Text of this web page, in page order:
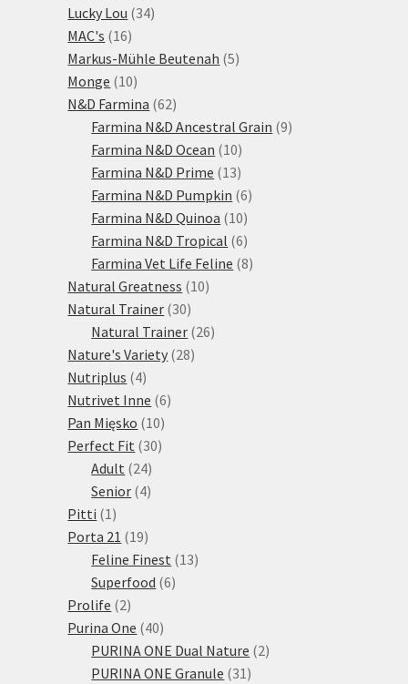
Lucky Lou 3434
MAC's 1616
produktů
Markus-Mühle Beutenah 55
Monge 1010
produktů
N&D Farmina 6262
produktů
Farmina N&D Ancestral Grain 99
Farmina N&D Ocean 1010
produktů
Farmina N&D Prime 1313
produktů
Farmina N&D Pumpkin 66
Farmina N&D Quinoa 1010
produktů
Farmina N&D Tropical 66
produktů
Farmina Vet Life Feline 88
Natural Greatness 1010
Natural Trainer 3030
produktů
Natural Trainer 2626
Nature's Variety 2828
Nutriplus 44
produkty
Nutrivet Inne 66
Pan Mięsko 1010
produktů
Perfect Fit 3030
Adult 2424
produktů
Senior 44
Pitti 1 1
produkt
Porta 21 1919
produktů
Feline Finest 1313
Superfood 66
Prolife 22
produkty
Purina One 4040
produktů
PURINA ONE Dual Nature 22
PURINA ONE Granule 31 31